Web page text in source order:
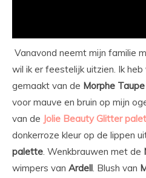
Vanavond neemt mijn familie
wil ik er feestelijk uitzien. Ik
gemaakt van de Morphe
voor mauve en bruin op mijn
van de Jolie Beauty Glitter
donkerroze kleur op de lippen
palette. Wenkbrauwen met de
wimpers van Ardell. Blush van